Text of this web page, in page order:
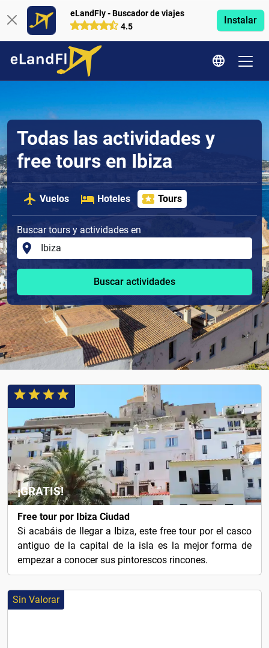
eLandFly - Buscador de viajes
4.5
Instalar
Todas las actividades y
free tours en Ibiza
Vuelos Hoteles Tours
Buscar tours y actividades en
Buscar actividades
¡GRATIS!
Free tour por Ibiza Ciudad
Si acabáis de llegar a Ibiza, este free tour por el casco
antiguo de la capital de la isla es la mejor forma de
empezar a conocer sus pintorescos rincones.
Sin Valorar